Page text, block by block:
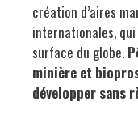
création d’aires
internationales,
surface du globe. P
minière et
développer sans